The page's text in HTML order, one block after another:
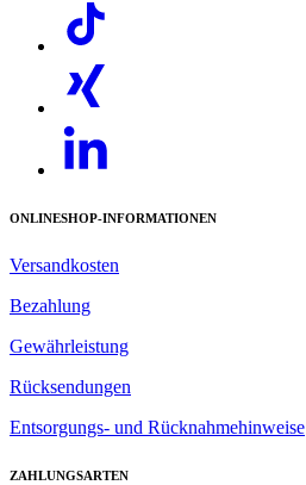
ONLINESHOP-INFORMATIONEN
Versandkosten
Bezahlung
Gewährleistung
Rücksendungen
Entsorgungs- und Rücknahmehinweise
ZAHLUNGSARTEN